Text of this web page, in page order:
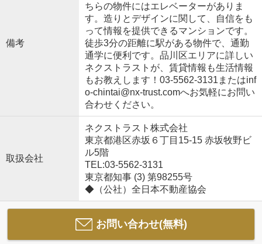
備考
ちらの物件にはエレベーターがありま
す。造りとデザインに関して、自信をも
って情報を提供できるマンションです。
徒歩3分の距離に駅がある物件で、通勤
通学に便利です。品川区エリアに詳しい
ネクストラストが、賃貸情報も生活情報
もお教えします！03-5562-3131またはinf
o-chintai@nx-trust.comへお気軽にお問い
合わせください。
取扱会社
ネクストラスト株式会社
東京都港区赤坂６丁目15-15 赤坂牧野ビ
ル5階
TEL:03-5562-3131
東京都知事 (3) 第98255号
◆（公社）全日本不動産協会
お問い合わせ(無料)